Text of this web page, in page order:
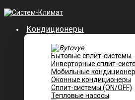
Кондиционеры
Бытовые сплит-системы
Инверторные сплит-
Мобильные
Оконные кондиционеры
Сплит-системы (ON/OFF)
Тепловые насосы